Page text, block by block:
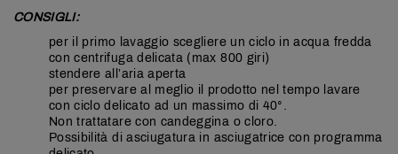
CONSIGLI:
per il primo lavaggio scegliere un ciclo in acqua fredda
con centrifuga delicata (max 800 giri)
stendere all’aria aperta
per preservare al meglio il prodotto nel tempo lavare
con ciclo delicato ad un massimo di 40°.
Non trattatare con candeggina o cloro.
Possibilità di asciugatura in asciugatrice con programma